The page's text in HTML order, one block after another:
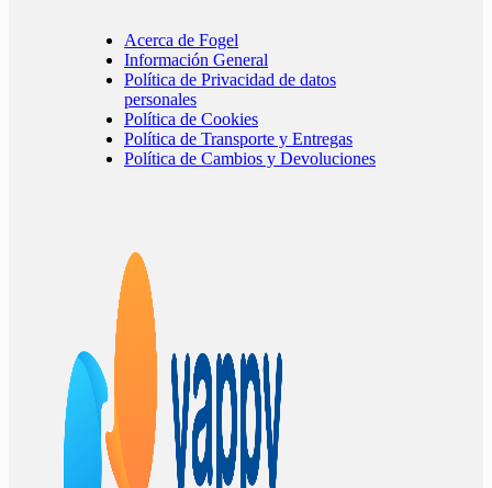
Acerca de Fogel
Información General
Política de Privacidad de datos
personales
Política de Cookies
Política de Transporte y Entregas
Política de Cambios y Devoluciones